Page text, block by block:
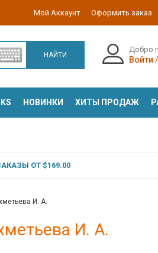
Мой Аккаунт Оформить заказ
НАЙТИ
Добро
Войти /
НОВИНКИ ХИТЫ ПРОДАЖ
ОТ $169.00
И. А.
И. А.